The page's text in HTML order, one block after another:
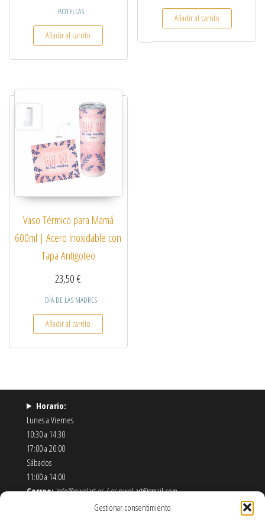
Gestionar consentimiento
BOTELLAS
Añadir al carrito
Añadir al carrito
Vaso Térmico para Mamá
600ml | Acero Inoxidable con
Tapa Antigoteo
23,50€
DÍA DE LAS MADRES
Añadir al carrito
Horario:
Lunes a Viernes
10:30 a 14:30
17:00 a 20:00
Sábados
11:00 a 14:00
Correo:Info@pixelart.es / es.pixel.art@gmail.com
910 56 55 72